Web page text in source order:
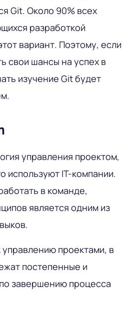
Git. Около 90% всех
разработкой
вариант. Поэтому, если
свои шансы на успех в
изучение Git будет
управления проектом,
используют IT-компании.
в команде,
является одним из
проектами, в
постепенные и
завершению процесса